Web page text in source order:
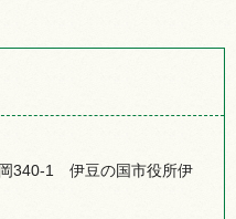
340-1 伊豆の国市役所伊